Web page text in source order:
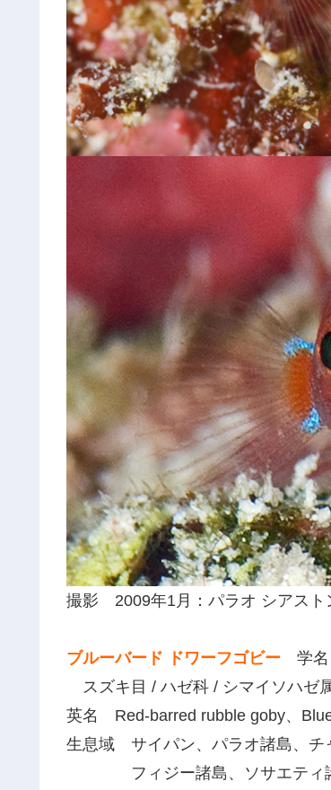
撮影 2009年1月：パラオ シアス
ブルーバード ドワーフゴビー 学名
スズキ目 / ハゼ科 / シマイソハゼ
英名 Red-barred rubble goby、
生息域 サイパン、パラオ諸島、チ
フィジー諸島、ソサエティ